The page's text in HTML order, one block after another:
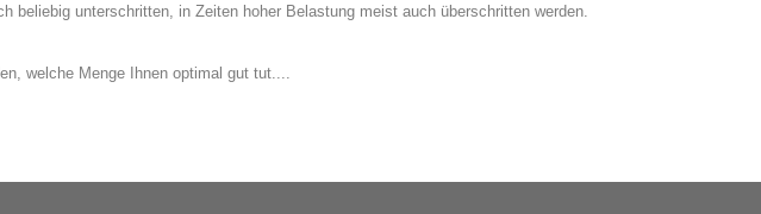
beliebig unterschritten, in Zeiten hoher Belastung meist auch überschritten werden.
welche Menge Ihnen optimal gut tut....